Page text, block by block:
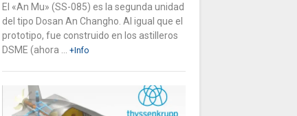
El «An Mu» (SS-085) es la segunda unidad
del tipo Dosan An Changho. Al igual que el
prototipo, fue construido en los astilleros
DSME (ahora ...
+Info